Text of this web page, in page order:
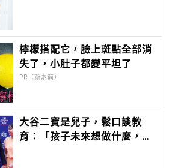
檸檬搭配它，臉上斑點全部消
失了，小肚子都變平坦了
PR（新素簡）
大谷二寶是兒子，鬆口談教
育：「孩子未來想做什麼，應